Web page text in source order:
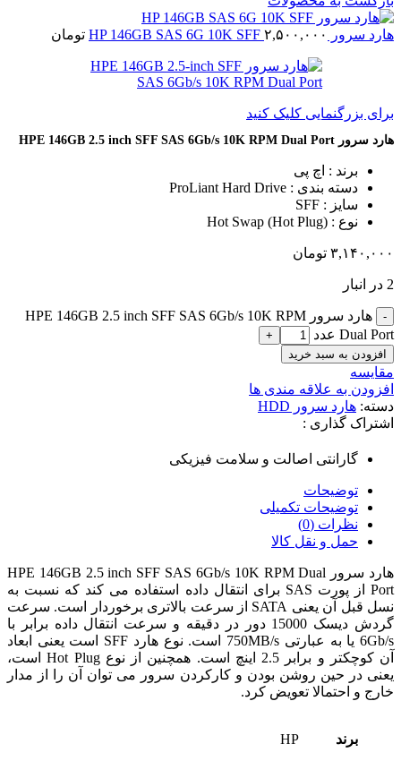
هارد سرور HP 146GB SAS 6G 10K SFF ۲,۵۰۰,۰۰۰ تومان
برای بزرگنمایی کلیک کنید
هارد سرور HPE 146GB 2.5 inch SFF SAS 6Gb/s 10K RPM Dual Port
برند : اچ پی
دسته بندی : ProLiant Hard Drive
سایز : SFF
نوع : Hot Swap (Hot Plug)
۳,۱۴۰,۰۰۰ تومان
2 در انبار
هارد سرور HPE 146GB 2.5 inch SFF SAS 6Gb/s 10K RPM
Dual Port عدد
افزودن به سبد خرید
مقایسه
افزودن به علاقه مندی ها
دسته: هارد سرور HDD
اشتراک گذاری :
گارانتی اصالت و سلامت فیزیکی
توضیحات
توضیحات تکمیلی
نظرات (0)
حمل و نقل کالا
هارد سرور HPE 146GB 2.5 inch SFF SAS 6Gb/s 10K RPM Dual
Port از پورت SAS برای انتقال داده استفاده می کند که نسبت به
نسل قبل آن یعنی SATA از سرعت بالاتری برخوردار است. سرعت
گردش دیسک 15000 دور در دقیقه و سرعت انتقال داده برابر با
6Gb/s یا به عبارتی 750MB/s است. نوع هارد SFF است یعنی ابعاد
آن کوچکتر و برابر 2.5 اینچ است. همچنین از نوع Hot Plug است،
یعنی در حین روشن بودن و کارکردن سرور می توان آن را از مدار
خارج و احتمالا تعویض کرد.
برند HP